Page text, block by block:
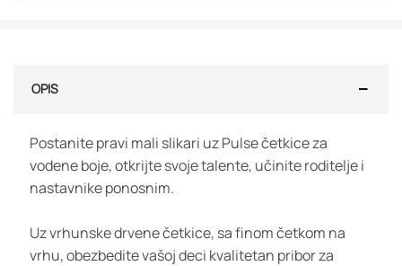
OPIS
Postanite pravi mali slikari uz Pulse četkice za
vodene boje, otkrijte svoje talente, učinite roditelje i
nastavnike ponosnim.
Uz vrhunske drvene četkice, sa finom četkom na
vrhu, obezbedite vašoj deci kvalitetan pribor za